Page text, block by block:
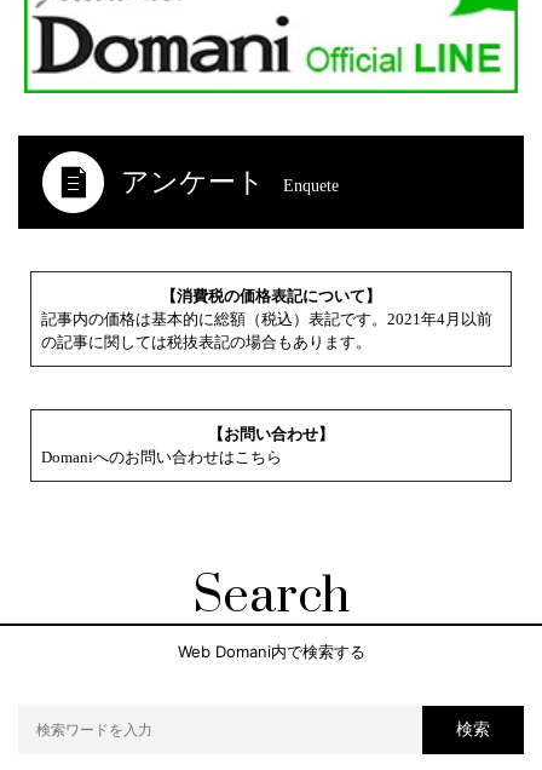
アンケート Enquete
【消費税の価格表記について】
記事内の価格は基本的に総額（税込）表記です。2021年4月以前
の記事に関しては税抜表記の場合もあります。
【お問い合わせ】
Domaniへのお問い合わせはこちら
Search
Web Domani内で検索する
検索